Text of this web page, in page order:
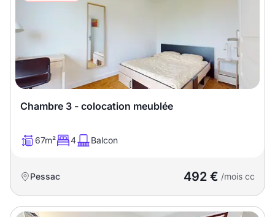
Chambre 3 - colocation meublée
67m² 4 Balcon
Pessac 492 € /mois cc